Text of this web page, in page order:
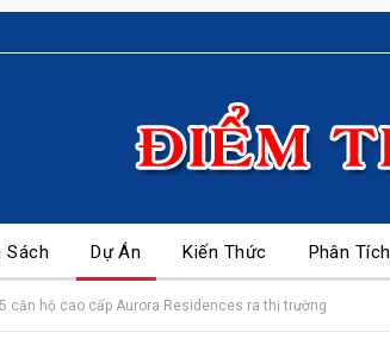
Sách Dự Án Kiến Thức Phân Tích
căn hộ cao cấp Aurora Residences ra thị trường